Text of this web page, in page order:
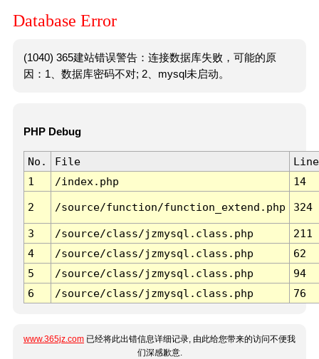
Database Error
(1040) 365建站错误警告：连接数据库失败，可能的原
因：1、数据库密码不对; 2、mysql未启动。
PHP Debug
No. File
Line
1
/index.php 14
2 /source/function/function_extend.php 324
3 /source/class/jzmysql.class.php
211
4
/source/class/jzmysql.class.php
62
5
/source/class/jzmysql.class.php
94
6
/source/class/jzmysql.class.php 76
www.365jz.com 已经将此出错信息详细记录, 由此给您带来的访问不便我
们深感歉意.